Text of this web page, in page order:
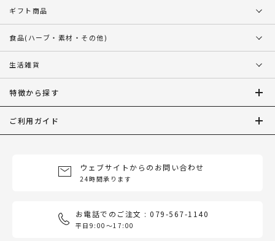
ギフト商品
食品(ハーブ・素材・その他)
生活雑貨
特徴から探す
ご利用ガイド
ウェブサイトからのお問い合わせ
24時間承ります
お電話でのご注文 : 079-567-1140
平日9:00〜17:00